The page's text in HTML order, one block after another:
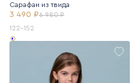
Сарафан из твида
3 490 ₽6 980 ₽
122-152